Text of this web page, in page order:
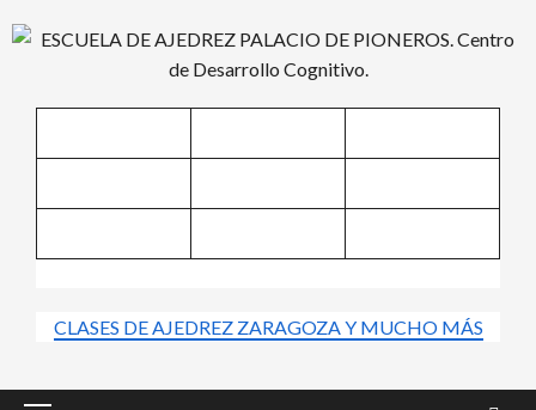
al
CLASES DE AJEDREZ ZARAGOZA Y MUCHO MÁS